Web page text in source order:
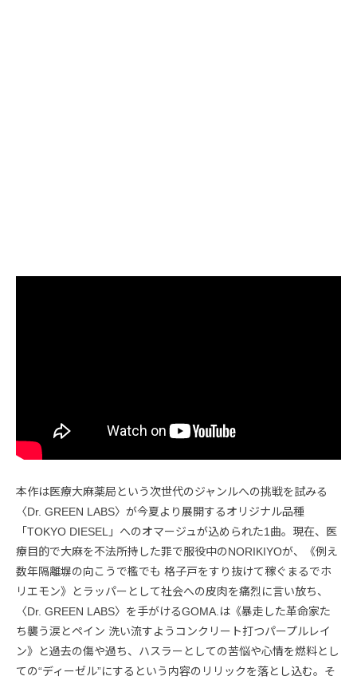
本作は医療大麻薬局という次世代のジャンルへの挑戦を試みる
〈Dr. GREEN LABS〉が今夏より展開するオリジナル品種
「TOKYO DIESEL」へのオマージュが込められた1曲。現在、医
療目的で大麻を不法所持した罪で服役中のNORIKIYOが、《例え
数年隔離塀の向こうで檻でも 格子戸をすり抜けて稼ぐまるでホ
リエモン》とラッパーとして社会への皮肉を痛烈に言い放ち、
〈Dr. GREEN LABS〉を手がけるGOMA.は《暴走した革命家た
ち襲う涙とペイン 洗い流すようコンクリート打つパープルレイ
ン》と過去の傷や過ち、ハスラーとしての苦悩や心情を燃料とし
ての“ディーゼル”にするという内容のリリックを落とし込む。そ